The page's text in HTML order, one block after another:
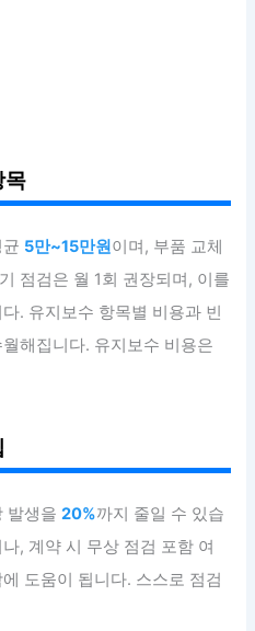
목
5만~15만원이며, 부품 교체
점검은 월 1회 권장되며, 이를
. 유지보수 항목별 비용과 빈
해집니다. 유지보수 비용은
발생을20%까지 줄일 수 있습
, 계약 시 무상 점검 포함 여
도움이 됩니다. 스스로 점검